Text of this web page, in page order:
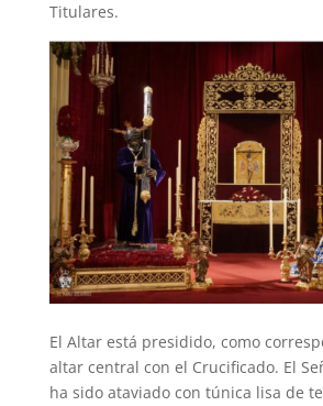
Titulares.
El Altar está presidido, como
altar central con el Crucificado. El
ha sido ataviado con túnica lisa de